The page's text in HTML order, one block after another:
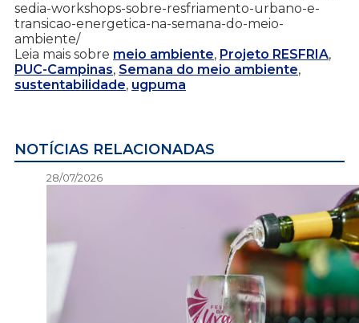
sedia-workshops-sobre-resfriamento-urbano-e-
transicao-energetica-na-semana-do-meio-
ambiente/
Leia mais sobre meio ambiente, Projeto RESFRIA,
PUC-Campinas, Semana do meio ambiente,
sustentabilidade, ugpuma
NOTÍCIAS RELACIONADAS
28/07/2026